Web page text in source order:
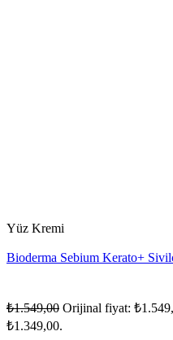
Yüz Kremi
Bioderma Sebium Kerato+
₺1.549,00 Orijinal fiyat:
₺1.349,00.